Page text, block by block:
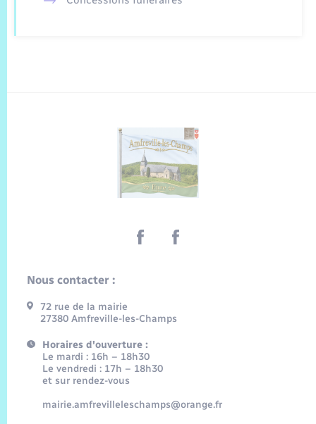
Nous contacter :
72 rue de la mairie
27380 Amfreville-les-Champs
Horaires d'ouverture :
Le mardi : 16h – 18h30
Le vendredi : 17h – 18h30
et sur rendez-vous
mairie.amfrevilleleschamps@orange.fr